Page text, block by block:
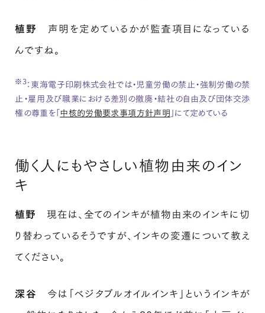
植野
声明を定めているかが監査項目になっている
んですね。
※3：東海電子印刷株式会社では・児童労働の禁止・強制労働の禁
止・雇用及び職業における差別の撤廃・結社の自由及び団体交渉
権の尊重を「中核的労働要求事項方針声明」にて定めている
働く人にもやさしい植物由来のイン
キ
植野
現在は、全てのインキが植物由来のインキに切
り替わっているそうですが、インキの変遷について教え
てください。
深谷
今は「ベジタブルオイルインキ」というインキが